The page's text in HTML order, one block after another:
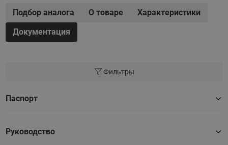
Подбор аналога О товаре
Характеристики
Документация
Фильтры
Паспорт
Руководство